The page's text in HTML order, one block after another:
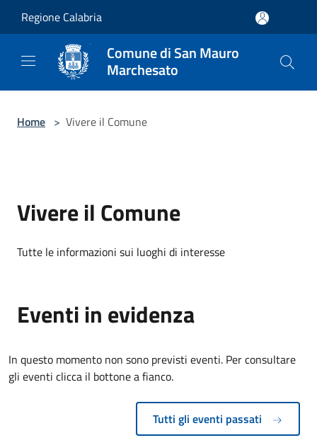
Regione Calabria
Comune di San Mauro
Marchesato
Home > Vivere il Comune
Vivere il Comune
Tutte le informazioni sui luoghi di interesse
Eventi in evidenza
In questo momento non sono previsti eventi. Per consultare
gli eventi clicca il bottone a fianco.
Tutti gli eventi passati